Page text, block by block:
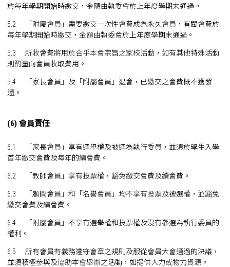
於每年學期開始時繳交，金額由執委會於上年度學期末通過。
5.2 「附屬會員」需要繳交一次性會費成為永久會員，有關會費於
每年學期開始時繳交，金額由執委會於上年度學期末通過。
5.3 所收會費將用於合乎本會宗旨之家校活動，如有其他特殊活動
則酌量向會員收取費用。
5.4 「家長會員」及「附屬會員」退會，已繳交之會費概不獲發
還。
(6) 會員責任
6.1 「家長會員」享有選舉權及被選為執行委員，並須於學生入學
首年繳交會費及每年的續會費。
6.2 「教師會員」享有投票權，豁免繳交會費及續會費。
6.3 「顧問會員」和「名譽會員」均不享有投票及被選權，並豁免
繳交會費及續會費。
6.4 「附屬會員」不享有選舉權和投票權及沒有參選為執行委員的
權利。
6.5 所有會員有義務遵守會章之規則及服從會員大會通過的決議，
並須積極參與及協助本會舉辦之活動，如提供人力或物力資源。